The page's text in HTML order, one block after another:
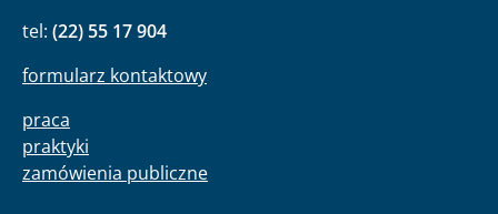
tel: (22) 55 17 904
formularz kontaktowy
praca
praktyki
zamówienia publiczne